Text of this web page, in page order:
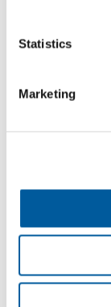
Statistics
Marketing